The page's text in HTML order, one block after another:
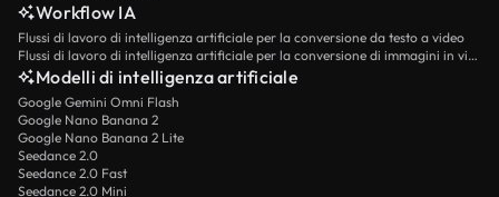
Workflow IA
Flussi di lavoro di intelligenza artificiale per la conversione da testo a video
Flussi di lavoro di intelligenza artificiale per la conversione di immagini in video
Modelli di intelligenza artificiale
Google Gemini Omni Flash
Google Nano Banana 2
Google Nano Banana 2 Lite
Seedance 2.0
Seedance 2.0 Fast
Seedance 2.0 Mini